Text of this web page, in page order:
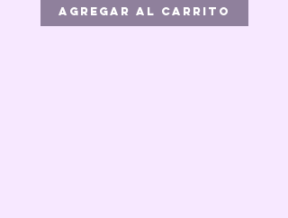
Agregar al carrito